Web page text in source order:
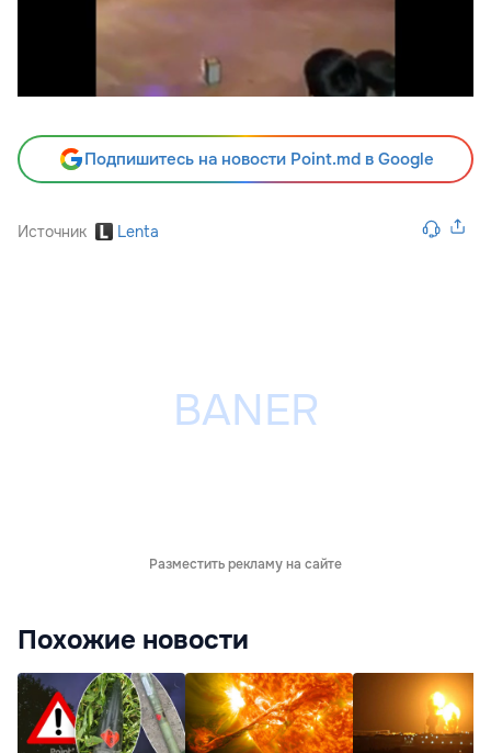
Подпишитесь на новости Point.md в Google
Источник Lenta
Разместить рекламу на сайте
Похожие новости